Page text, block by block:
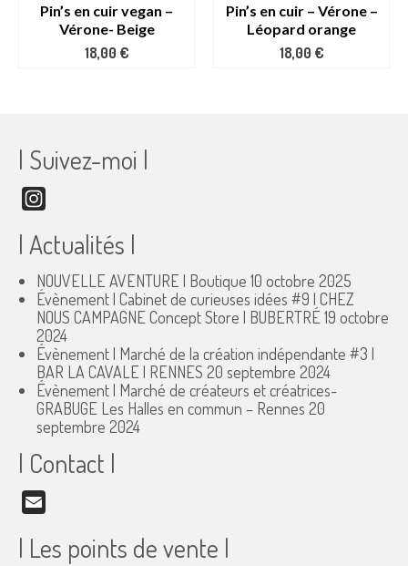
Pin’s en cuir vegan –
Vérone- Beige
18,00 €
Pin’s en cuir – Vérone –
Léopard orange
18,00 €
| Suivez-moi |
| Actualités |
NOUVELLE AVENTURE | Boutique 10 octobre 2025
Évènement | Cabinet de curieuses idées #9 | CHEZ
NOUS CAMPAGNE Concept Store | BUBERTRÉ 19 octobre
2024
Évènement | Marché de la création indépendante #3 |
BAR LA CAVALE | RENNES 20 septembre 2024
Évènement | Marché de créateurs et créatrices-
GRABUGE Les Halles en commun – Rennes 20
septembre 2024
| Contact |
| Les points de vente |